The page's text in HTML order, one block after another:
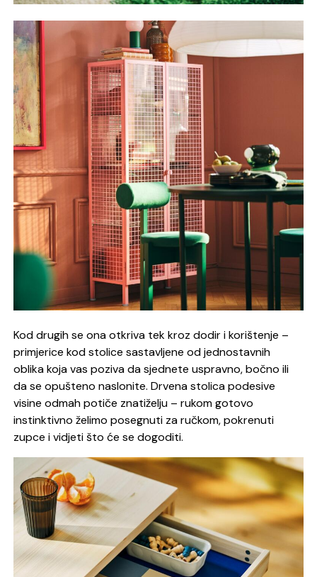
Kod drugih se ona otkriva tek kroz dodir i korištenje –
primjerice kod stolice sastavljene od jednostavnih
oblika koja vas poziva da sjednete uspravno, bočno ili
da se opušteno naslonite. Drvena stolica podesive
visine odmah potiče znatiželju – rukom gotovo
instinktivno želimo posegnuti za ručkom, pokrenuti
zupce i vidjeti što će se dogoditi.